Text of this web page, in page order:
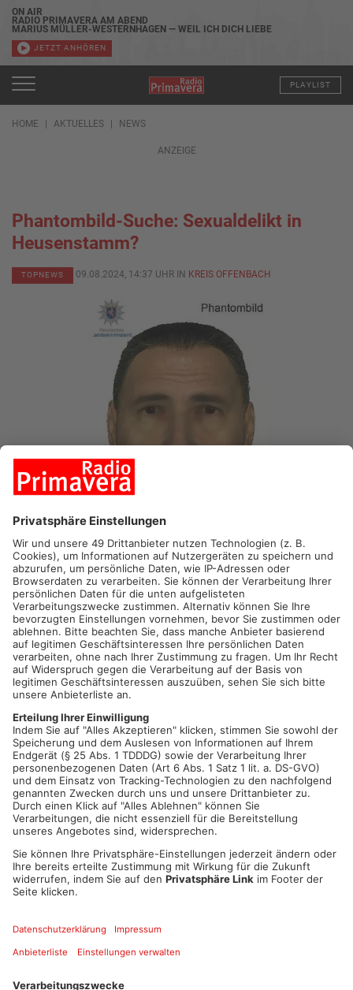
ON AIR
RADIO PRIMAVERA AM ABEND
MARIUS MÜLLER-WESTERNHAGEN — WEIL ICH DICH LIEBE
JETZT ANHÖREN
PLAYLIST
HOME AKTUELLES NEWS
ANZEIGE
Phantombild-Suche: Sexualdelikt in
Heusenstamm?
TOPNEWS 09.08.2024, 14:37 UHR IN KREIS OFFENBACH
FOTO: POLIZEI
HEUSENSTAMM.Nach dem mutmaßlichen Sexualdelikt im
Wald bei Heusenstamm sucht die Polizei jetzt mit einem
Phantombild nach dem Täter. Der Mann soll am Samstag eine
58 Jahre alte Frau angesprochen und daraufhin körperlich
angegriffen haben. Die Frau konnte sich verteidigen und Hilfe
in einem nahegelegenen Supermarkt suchen.
Der Täter wird wie folgt beschrieben:
Die Polizei sucht einen etwa 50-jährigen, 1,85 Meter großen
Zahnlücke zwischen den Schneidezähnen. Er trug ein blaues
Kurzarm-Polo und eine Jeanshose.
Artikel teilen
Mehr aus Kreis
Offenbach